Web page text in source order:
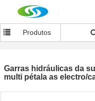
Produtos
Garras hidráulicas da
multi pétala as electro/